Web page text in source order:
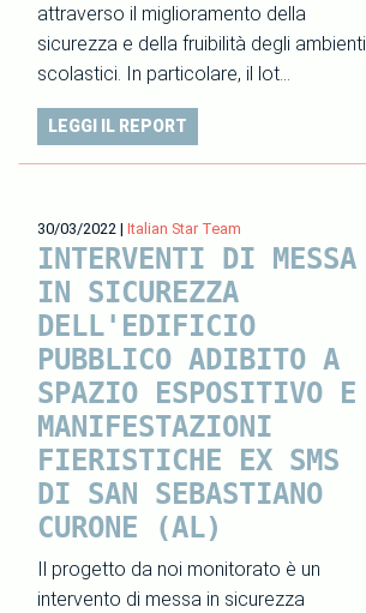
attraverso il miglioramento della
sicurezza e della fruibilità degli ambienti
scolastici. In particolare, il lot…
LEGGI IL REPORT
30/03/2022 | Italian Star Team
INTERVENTI DI MESSA
IN SICUREZZA
DELL'EDIFICIO
PUBBLICO ADIBITO A
SPAZIO ESPOSITIVO E
MANIFESTAZIONI
FIERISTICHE EX SMS
DI SAN SEBASTIANO
CURONE (AL)
Il progetto da noi monitorato è un
intervento di messa in sicurezza